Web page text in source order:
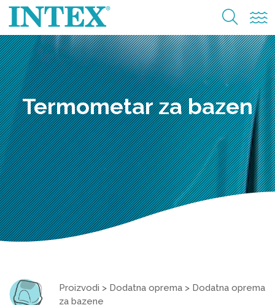
Termometar za bazen
Proizvodi > Dodatna oprema > Dodatna oprema
za bazene